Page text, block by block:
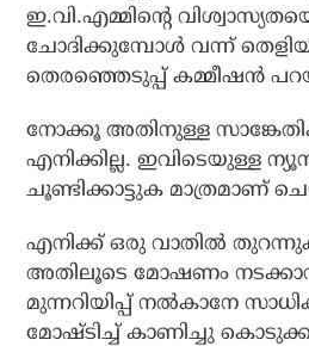
ഇ.വി.എമ്മിന്റെ
ചോദിക്കുമ്പോള്‍ വന്ന്
തെരഞ്ഞെടുപ്പ് കമ്മീഷന്‍
നോക്കൂ അതിനുള്ള
എനിക്കില്ല. ഇവിടെയുള്ള
ചൂണ്ടിക്കാട്ടുക മാത്രമാണ്
എനിക്ക് ഒരു വാതില്‍
അതിലൂടെ മോഷണം
മുന്നറിയിപ്പ് നല്‍കാനേ
മോഷ്ടിച്ച് കാണിച്ചു